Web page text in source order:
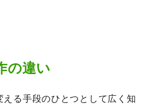
の違い
る手段のひとつとして広く知